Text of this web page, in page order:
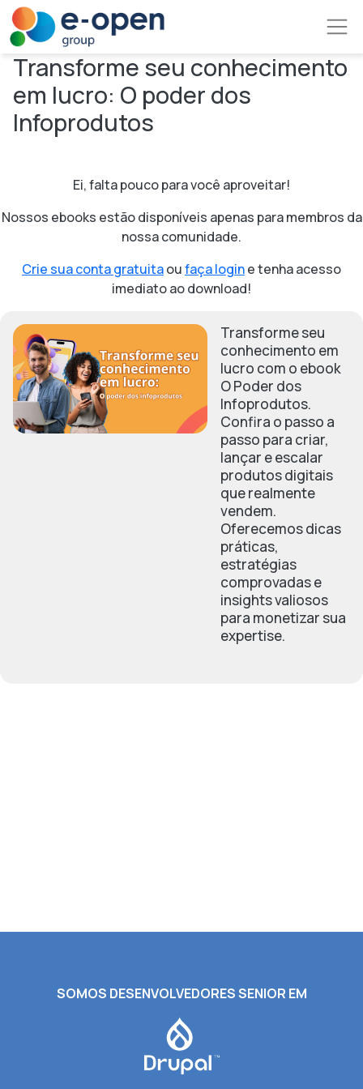
Pular para o conteúdo principal
Transforme seu conhecimento
em lucro: O poder dos
Infoprodutos
Ei, falta pouco para você aproveitar!
Nossos ebooks estão disponíveis apenas para membros da
nossa comunidade.
Crie sua conta gratuitaoufaça logine tenha acesso
imediato ao download!
Imagem
Transforme seu
conhecimento em
lucro com o ebook
O Poder dos
Infoprodutos.
Confira o passo a
passo para criar,
lançar e escalar
produtos digitais
que realmente
vendem.
Oferecemos dicas
práticas,
estratégias
comprovadas e
insights valiosos
para monetizar sua
expertise.
SOMOS DESENVOLVEDORES SENIOR EM